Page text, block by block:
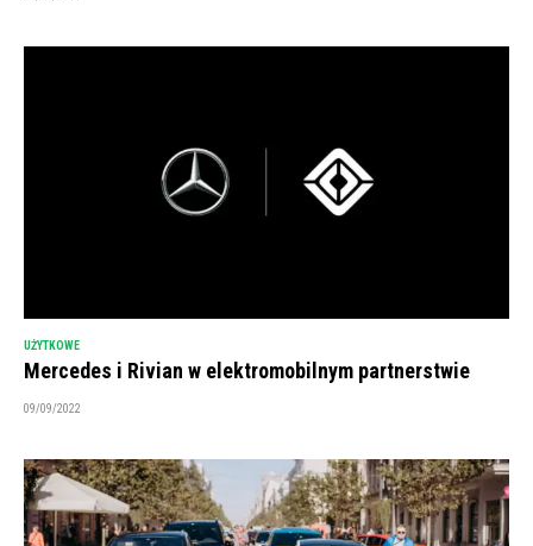
UŻYTKOWE
Mercedes i Rivian w elektromobilnym partnerstwie
09/09/2022